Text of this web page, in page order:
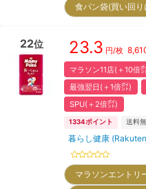
食パン袋(買い回
22位 23.3 円/枚
マラソン11店(＋10倍
最強翌日(＋1倍㌽)
SPU(＋2倍㌽)
1334ポイント 送料
暮らし健康
マラソンエント